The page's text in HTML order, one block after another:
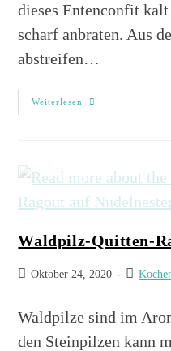
dieses Entenconfit
scharf anbraten. Aus
abstreifen…
Weiterlesen
Waldpilz-Quitten-
Oktober 24, 2020
Waldpilze sind im
den Steinpilzen kann